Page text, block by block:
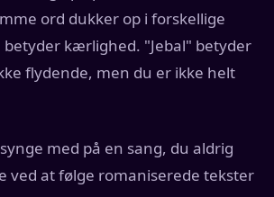
ord dukker op i forskellige
betyder kærlighed. "Jebal" betyder
flydende, men du er ikke helt
med på en sang, du aldrig
ved at følge romaniserede tekster